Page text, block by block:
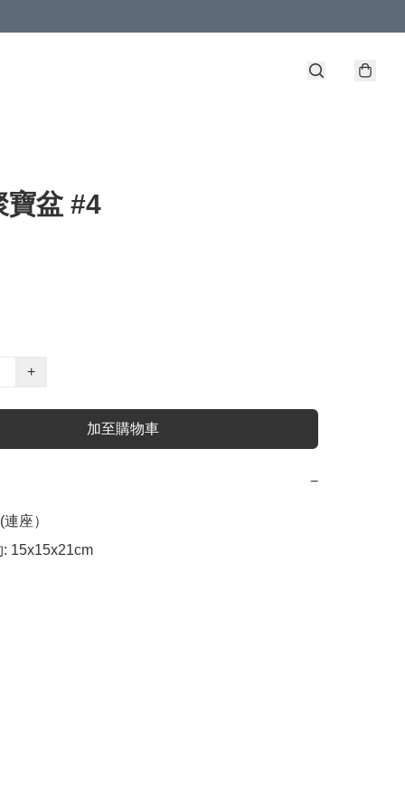
寶盆 #4
+
加至購物車
−
座）
15x15x21cm